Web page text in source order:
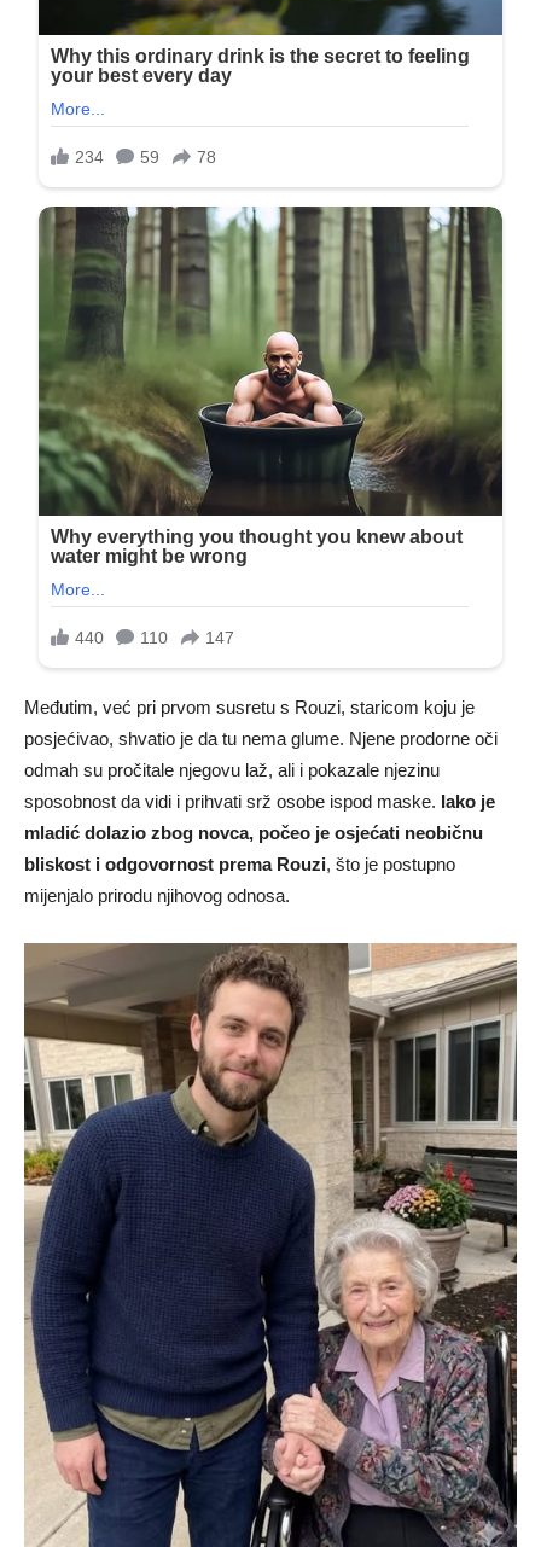
Međutim, već pri prvom susretu s Rouzi, staricom koju je
posjećivao, shvatio je da tu nema glume. Njene prodorne oči
odmah su pročitale njegovu laž, ali i pokazale njezinu
sposobnost da vidi i prihvati srž osobe ispod maske. Iako je
mladić dolazio zbog novca, počeo je osjećati neobičnu
bliskost i odgovornost prema Rouzi, što je postupno
mijenjalo prirodu njihovog odnosa.